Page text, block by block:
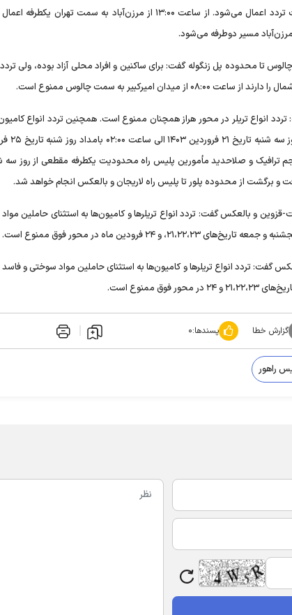
شمالی تونل البرز به سمت چالوس) ممنوعیت تردد اعمال می‌شود. از ساعت ۱۳:۰۰ از
تا محدوده پل زنگوله گفت: برای ساکنین و افراد محلی آزاد بوده، ولی
امیرکبیر به سمت چالوس ممنوع است.
انواع تریلر در محور هراز همچنان ممنوع است. همچنین تردد انواع
قزوین و بالعکس گفت: تردد انواع تریلرها و کامیون‌ها به استثنای حاملین
ممنوع است.
گزارش خطا پسندها:۰
راهور